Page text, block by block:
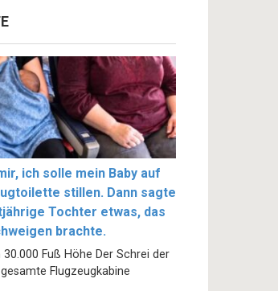
ich solle mein Baby auf
stillen. Dann sagte
Tochter etwas, das
brachte.
30.000 Fuß Höhe Der Schrei der
Flugzeugkabine